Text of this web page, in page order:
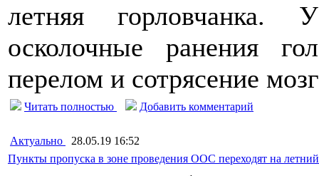
летняя горловчанка.
осколочные ранения
перелом и сотрясение
Читать полностью Добавить комментарий
Актуально
28.05.19 16:52
Пункты пропуска в зоне проведения ООС переходят на